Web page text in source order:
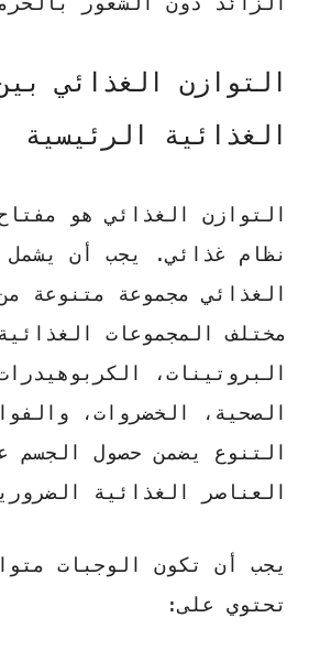
التوازن الغذائي
الغذائية الرئيسية
التوازن الغذائي هو
نظام غذائي. يجب أن يشمل
الغذائي مجموعة متنوعة
مختلف المجموعات
البروتينات،
الصحية، الخضروات،
التنوع يضمن حصول الجسم
العناصر الغذائية
يجب أن تكون الوجبات
تحتوي على: